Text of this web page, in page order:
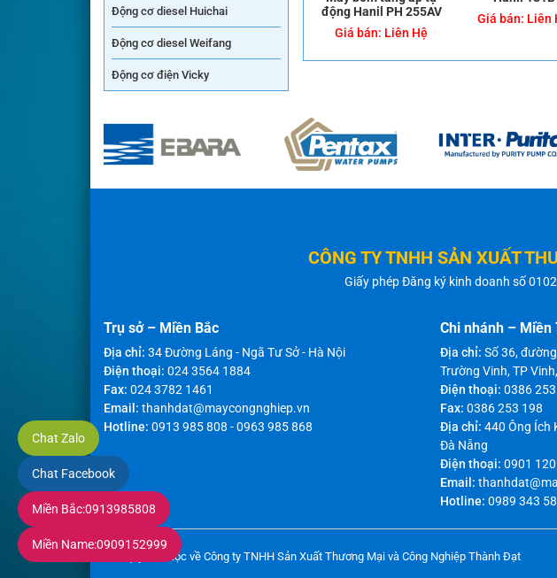
Động cơ diesel Huichai
Động cơ diesel Weifang
Động cơ điện Vicky
động Hanil PH 255AV
Giá bán: Liên Hệ
Giá bán: Liên
CÔNG TY TNHH SẢN XUẤT
Giấy phép Đăng ký kinh doanh số
Trụ sở – Miền Bắc
Địa chỉ: 34 Đường Láng - Ngã Tư Sở - Hà Nội
Điện thoại: 024 3564 1884
Fax: 024 3782 1461
Email: thanhdat@maycongnghiep.vn
Hotline: 0913 985 808 -0963 985 868
Chi nhánh – Miền
Địa chỉ: Số 36,
Trường Vinh, TP
Điện thoại: 0386
Fax: 0386 253 198
Địa chỉ: 440 Ông Ích
Đà Nẵng
Điện thoại: 0901
Email:
Hotline: 0989 343
Bản quyền thuộc về Công ty TNHH Sản Xuất Thương Mại và Công Nghiệp Thành Đạt
Chat Zalo
Chat Facebook
Miền Bắc:0913985808
Miền Name:0909152999